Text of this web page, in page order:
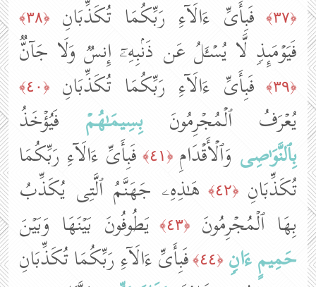
﴿٣٧﴾ فَبِأَیِّ ءَالَاۤءِ رَبِّكُمَا تُكَذِّبَانِ ﴿٣٨﴾
فَیَوۡمَىِٕذࣲ لَّا یُسۡـَٔلُ عَن ذَنۢبِهِۦۤ إِنسࣱ وَلَا جَاۤنࣱّ
﴿٣٩﴾ فَبِأَیِّ ءَالَاۤءِ رَبِّكُمَا تُكَذِّبَانِ ﴿٤٠﴾
یُعۡرَفُ ٱلۡمُجۡرِمُونَبِسِیمَـٰهُمۡ فَیُؤۡخَذُ
بِٱلنَّوَ ٰ⁠صِی وَٱلۡأَقۡدَامِ ﴿٤١﴾
فَبِأَیِّ ءَالَاۤءِ رَبِّكُمَا
تُكَذِّبَانِ ﴿٤٢﴾
هَـٰذِهِۦ جَهَنَّمُ ٱلَّتِی یُكَذِّبُ
بِهَا ٱلۡمُجۡرِمُونَ
﴿٤٣﴾
یَطُوفُونَ بَیۡنَهَا وَبَیۡنَ
حَمِیمٍءَانࣲ ﴿٤٤﴾ فَبِأَیِّ ءَالَاۤءِ رَبِّكُمَا تُكَذِّبَانِ